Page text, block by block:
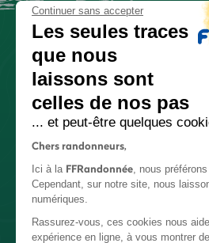
Continuer sans accepter
Les seules traces
que nous
laissons sont
celles de nos pas
... et peut-être quelques
Chers randonneurs,
Ici à la FFRandonnée, nous
Cependant, sur notre site, nous
numériques.
Rassurez-vous, ces cookies nous
expérience en ligne, à vous montrer